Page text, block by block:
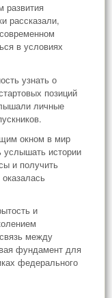
развития
рассказали,
в условиях
узнать о
позиций
личные
окном в мир
истории
и получить
и
между
фундамент для
федерального